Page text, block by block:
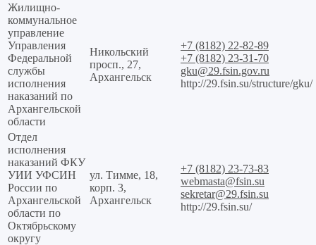
Жилищно-
коммунальное
управление
Управления
Федеральной
службы
исполнения
наказаний по
Архангельской
области
Никольский
просп., 27,
Архангельск
+7 (8182) 22-82-89
+7 (8182) 23-31-70
gku@29.fsin.gov.ru
http://29.fsin.su/structure/gku/
Отдел
исполнения
наказаний ФКУ
УИИ УФСИН
России по
Архангельской
области по
Октябрьскому
округу
ул. Тимме, 18,
корп. 3,
Архангельск
+7 (8182) 23-73-83
webmasta@fsin.su
sekretar@29.fsin.su
http://29.fsin.su/